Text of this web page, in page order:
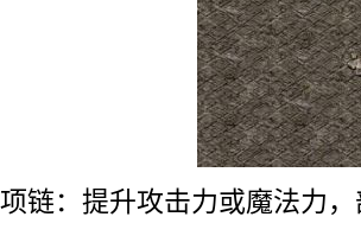
项链：提升攻击力或魔法力